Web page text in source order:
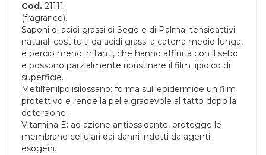
Cod. 21111
(fragrance).
Saponi di acidi grassi di Sego e di Palma: tensioattivi
naturali costituiti da acidi grassi a catena medio-lunga,
e perciò meno irritanti, che hanno affinità con il sebo
e possono parzialmente ripristinare il film lipidico di
superficie.
Metilfenilpolisilossano: forma sull'epidermide un film
protettivo e rende la pelle gradevole al tatto dopo la
detersione.
Vitamina E: ad azione antiossidante, protegge le
membrane cellulari dai danni indotti da agenti
esogeni.